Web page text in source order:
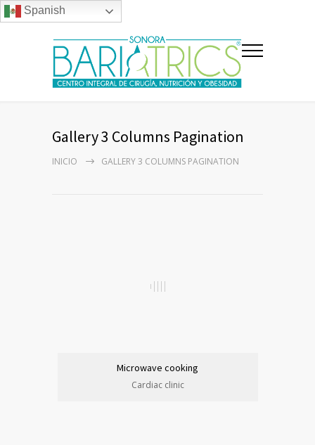
Spanish
Gallery 3 Columns Pagination
INICIO GALLERY 3 COLUMNS PAGINATION
Microwave cooking
Cardiac clinic